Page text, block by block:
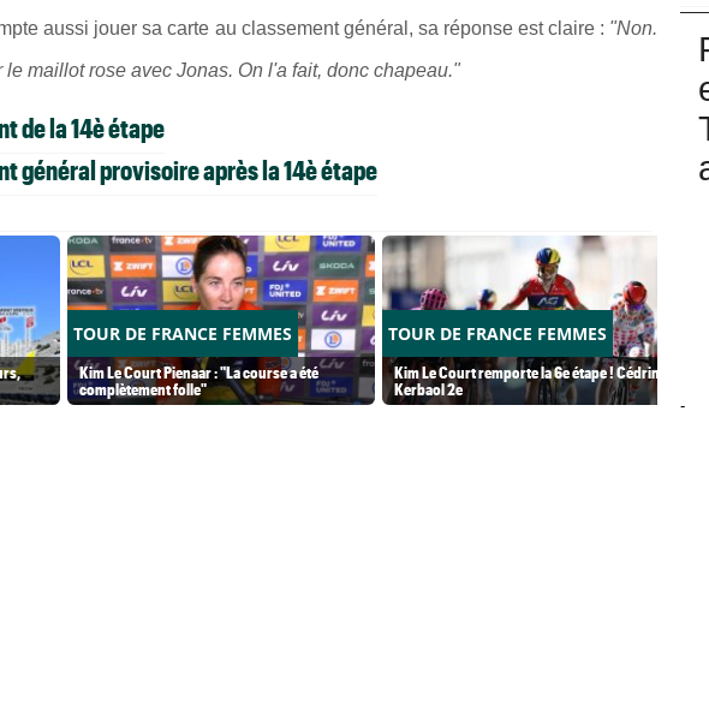
aussi jouer sa carte au classement général, sa réponse est claire : "Non.
maillot rose avec Jonas. On l'a fait, donc chapeau."
de la 14è étape
général provisoire après la 14è étape
TOUR DE FRANCE FEMMES
Kim Le Court Pienaar : "La course a été
complètement folle"
TOUR DE FRANCE FEMMES
Kim Le Court remporte la 6e étape ! Cédrine
Kerbaol 2e
-